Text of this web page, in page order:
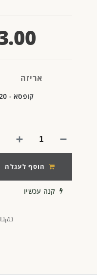
אריזה
קופסא - 20 יחידות
הוסף לעגלה
קנה עכשיו